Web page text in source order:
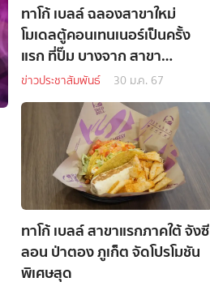
ทาโก้ เบลล์ ฉลองสาขาใหม่
โมเดลตู้คอนเทนเนอร์เป็นครั้ง
แรก ที่ปั๊ม บางจาก สาขา
รามอินทรา กม. 6.5 พร้อมแจก
ฟรี ครั้นชี่ ทาโก้ จำนวน 1,000
ข่าวประชาสัมพันธ์ 30 ม.ค. 67
ทาโก้ เบลล์ สาขาแรกภาคใต้ จังซี
ลอน ป่าตอง ภูเก็ต จัดโปรโมชัน
พิเศษสุด